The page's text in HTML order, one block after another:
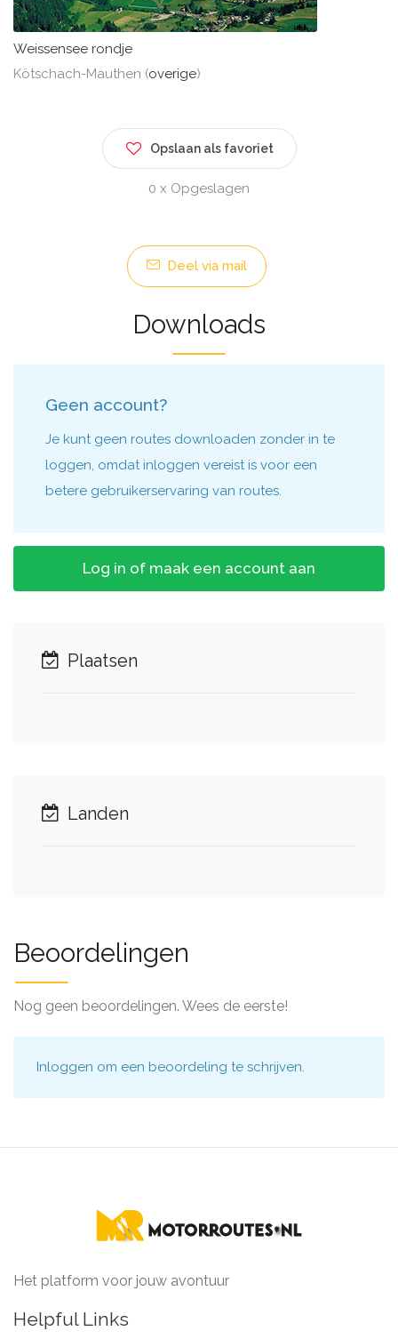
Weissensee rondje
Kötschach-Mauthen (overige)
Opslaan als favoriet
0 x Opgeslagen
Deel via mail
Downloads
Geen account?
Je kunt geen routes downloaden zonder in te
loggen, omdat inloggen vereist is voor een
betere gebruikerservaring van routes.
Log in of maak een account aan
Plaatsen
Landen
Beoordelingen
Nog geen beoordelingen. Wees de eerste!
Inloggen om een beoordeling te schrijven.
Het platform voor jouw avontuur
Helpful Links